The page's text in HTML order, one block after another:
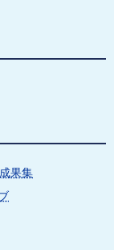
成果集